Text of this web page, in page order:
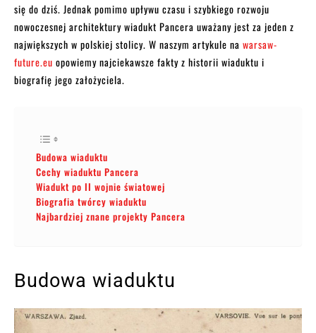
się do dziś. Jednak pomimo upływu czasu i szybkiego rozwoju
nowoczesnej architektury wiadukt Pancera uważany jest za jeden z
największych w polskiej stolicy. W naszym artykule na warsaw-
future.eu opowiemy najciekawsze fakty z historii wiaduktu i
biografię jego założyciela.
Budowa wiaduktu
Cechy wiaduktu Pancera
Wiadukt po II wojnie światowej
Biografia twórcy wiaduktu
Najbardziej znane projekty Pancera
Budowa wiaduktu